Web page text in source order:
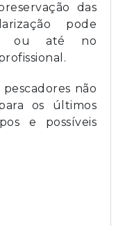
das
pode
ou até no
não
os últimos
e possíveis